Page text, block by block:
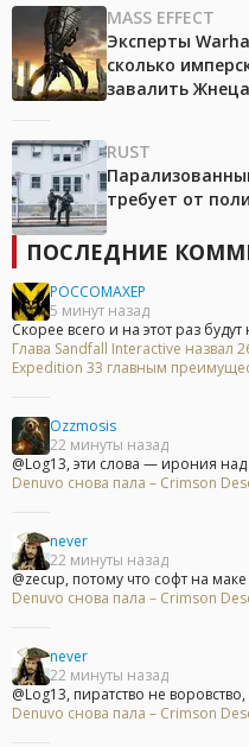
MASS EFFECT
Эксперты
сколько
завалить
RUST
требует от
ПОСЛЕДНИЕ
POCCOMAXEP
5 минут назад
Скорее всего и на этот раз
Глава Sandfall Interactive назвал
Expedition 33 главным
Ozzmosis
22 минуты назад
@Log13, эти слова — ирония
Denuvo снова пала – Crimson
never
22 минуты назад
@zecup, потому что софт на
Denuvo снова пала – Crimson
never
22 минуты назад
@Log13, пиратство не
Denuvo снова пала – Crimson